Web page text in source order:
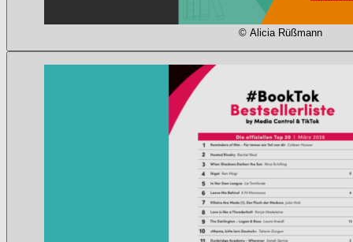
© Alicia Rüßmann